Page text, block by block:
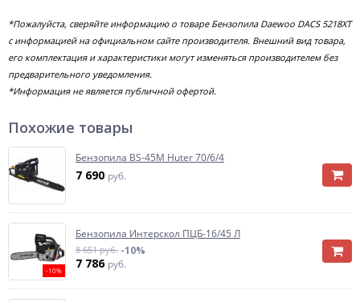
*Пожалуйста, сверяйте информацию о товаре Бензопила Daewoo DACS 5218XT
с информацией на официальном сайте производителя. Внешний вид товара,
его комплектация и характеристики могут изменяться производителем без
предварительного уведомления.
*Информация не является публичной офертой.
Похожие товары
Бензопила BS-45М Huter 70/6/4
7 690 руб.
-10%
Бензопила Интерскол ПЦБ-16/45 Л
8 651 руб. -10%
7 786 руб.